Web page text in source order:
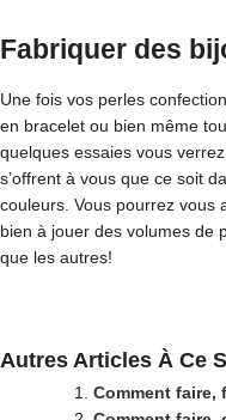
Fabriquer des
Une fois vos perles
en bracelet ou bien même
quelques essaies vous
s’offrent à vous que ce soit
couleurs. Vous pourrez vous
bien à jouer des volumes de
que les autres!
Autres Articles À Ce
Comment faire,